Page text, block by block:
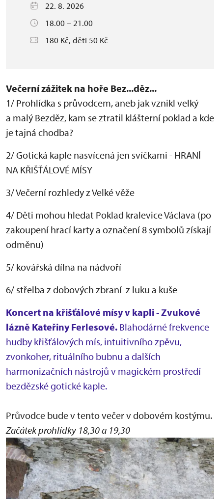
22. 8. 2026
18.00 – 21.00
180 Kč, děti 50 Kč
Večerní zážitek na hoře Bez...děz...
1/ Prohlídka s průvodcem, aneb jak vznikl velký
a malý Bezděz, kam se ztratil klášterní poklad a kde
je tajná chodba?
2/ Gotická kaple nasvícená jen svíčkami - HRANÍ
NA KŘIŠŤÁLOVÉ MÍSY
3/ Večerní rozhledy z Velké věže
4/ Děti mohou hledat Poklad kralevice Václava (po
zakoupení hrací karty a označení 8 symbolů získají
odměnu)
5/ kovářská dílna na nádvoří
6/ střelba z dobových zbraní z luku a kuše
Koncert na křišťálové mísy v kapli - Zvukové
lázně Kateřiny Ferlesové. Blahodárné frekvence
hudby křišťálových mís, intuitivního zpěvu,
zvonkoher, rituálního bubnu a dalších
harmonizačních nástrojů v magickém prostředí
bezdězské gotické kaple.
Průvodce bude v tento večer v dobovém kostýmu.
Začátek prohlídky 18,30 a 19,30